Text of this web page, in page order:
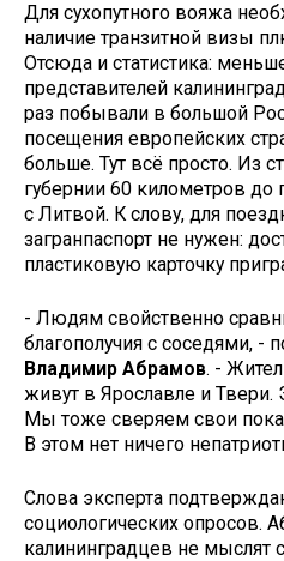
Для сухопутного вояжа
наличие транзитной визы
Отсюда и статистика:
представителей
раз побывали в большой
посещения европейских
больше. Тут всё просто. Из
губернии 60 километров
с Литвой. К слову, для
загранпаспорт не нужен:
пластиковую карточку
- Людям свойственно
благополучия с соседями, -
Владимир Абрамов. -
живут в Ярославле и
Мы тоже сверяем свои
В этом нет ничего
Слова эксперта
социологических опросов.
калининградцев не мыслят